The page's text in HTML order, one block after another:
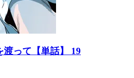
渡って【単話】 19